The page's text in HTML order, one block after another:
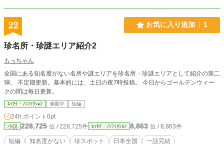
22 お気に入り追加 1
珍名所・珍謎エリア紹介2
もっちゃん
全国にある知名度がない名所や謎エリアを珍名所・珍謎エリアとして紹介の第二
弾。 不定期更新。基本的には、土日の夜7時投稿。 今日からゴールデンウィー
クの間は毎日更新。
ｴｯｾｲ・ﾉﾝﾌｨｸｼｮﾝ 連載中 短編
24h.ポイント 0pt
小説 228,725 位 / 228,725件 ｴｯｾｲ・ﾉﾝﾌｨｸｼｮﾝ 8,863 位 / 8,863件
短編 知名度がない 珍スポット 日本全国 一話完結